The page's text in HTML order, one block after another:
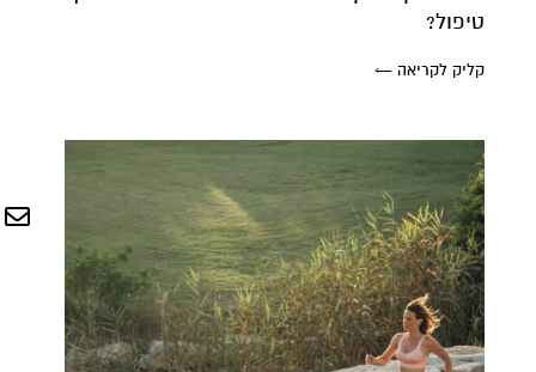
טיפול?
קליק לקריאה ←